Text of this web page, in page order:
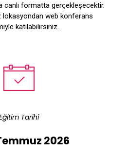
canlı formatta gerçekleşecektir.
lokasyondan web konferans
katılabilirsiniz.
Tarihi
2026